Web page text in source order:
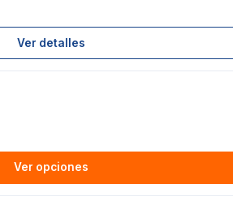
Ver detalles
Ver opciones